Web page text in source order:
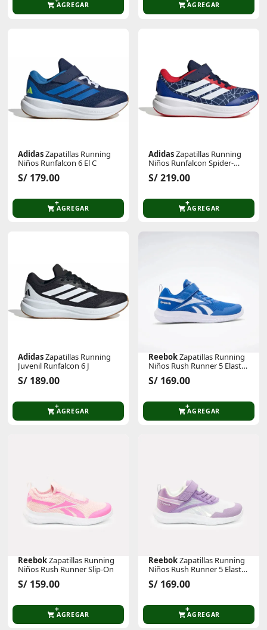
AGREGAR AGREGAR
AdidasZapatillas Running
Niños Runfalcon 6 El C
S/ 179.00
AGREGAR
AdidasZapatillas Running
Niños Runfalcon Spider-
Man El C
S/ 219.00
AGREGAR
AdidasZapatillas Running
Juvenil Runfalcon 6 J
S/ 189.00
AGREGAR
ReebokZapatillas Running
Niños Rush Runner 5 Elastic
Lace & Top Strap
S/ 169.00
AGREGAR
ReebokZapatillas Running
Niños Rush Runner Slip-On
S/ 159.00
AGREGAR
ReebokZapatillas Running
Niños Rush Runner 5 Elastic
S/ 169.00
AGREGAR